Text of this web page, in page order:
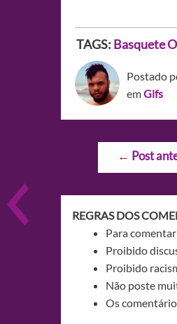
TAGS: Basquete
Postado
emGifs
Navegação
← Post
REGRAS DOS
Para
Proibido
Proibido
Não poste
Os